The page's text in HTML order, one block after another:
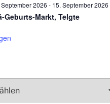
September 2026 - 15. September 2026
Geburts-Markt, Telgte